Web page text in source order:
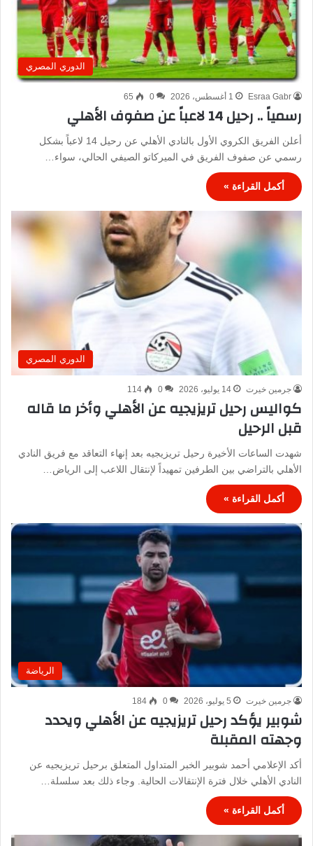
الدوري المصري
Esraa Gabr 1 أغسطس، 2026 0
65
رسمياً .. رحيل 14 لاعباً عن صفوف الأهلي
أعلن الفريق الكروي الأول بالنادي الأهلي عن رحيل 14 لاعباً بشكل
رسمي عن صفوف الفريق في الميركاتو الصيفي الحالي، سواء…
أكمل القراءة »
الدوري المصري
جرمين خيرت 14 يوليو، 2026 0
114
كواليس رحيل تريزيجيه عن الأهلي وأخر ما قاله
قبل الرحيل
شهدت الساعات الأخيرة رحيل تريزيجيه بعد إنهاء التعاقد مع فريق النادي
الأهلي بالتراضي بين الطرفين تمهيداً لإنتقال اللاعب إلى الرياض…
أكمل القراءة »
الرياضة
جرمين خيرت 5 يوليو، 2026 0
184
شوبير يؤكد رحيل تريزيجيه عن الأهلي ويحدد
وجهته المقبلة
أكد الإعلامي أحمد شوبير الخبر المتداول المتعلق برحيل تريزيجيه عن
النادي الأهلي خلال فترة الإنتقالات الحالية. وجاء ذلك بعد سلسلة…
أكمل القراءة »